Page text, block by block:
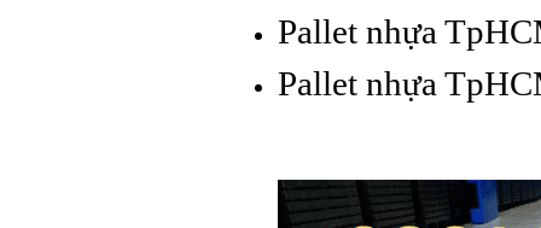
Pallet nhựa
Pallet nhựa